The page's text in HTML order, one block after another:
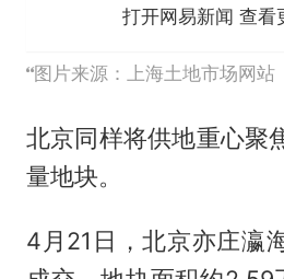
打开网易新闻 查看
图片来源：上海土地市场网站
北京同样将供地重心聚
量地块。
4月21日，北京亦庄瀛